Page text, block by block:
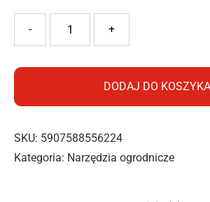
+
-
DODAJ DO KOSZYKA
SKU: 5907588556224
Kategoria: Narzędzia ogrodnicze